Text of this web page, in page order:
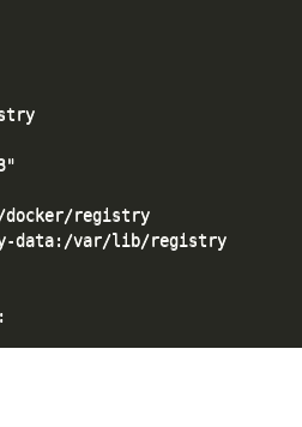
registry
data:/var/lib/registry